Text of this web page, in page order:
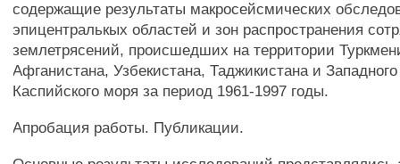
содержащие результаты макросейсмических
эпицентралькых областей и зон распространения
землетрясений, происшедших на территории
Афганистана, Узбекистана, Таджикистана и
Каспийского моря за период 1961-1997 годы.
Апробация работы. Публикации.